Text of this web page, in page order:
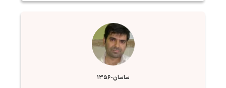
ساسان-1356